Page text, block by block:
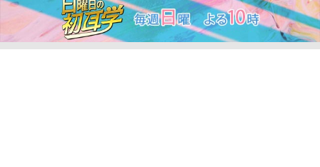
MBSラグビーダイアリー
5分で読める！教えてもら
う前と後